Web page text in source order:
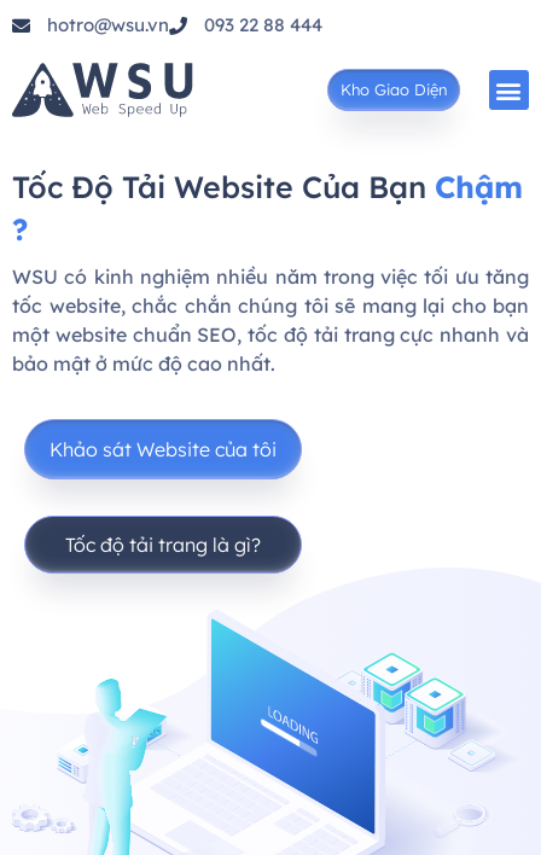
hotro@wsu.vn 093 22 88 444
Kho Giao Diện
Tốc Độ Tải Website Của Bạn Chậm
?
WSU có kinh nghiệm nhiều năm trong việc tối ưu tăng
tốc website, chắc chắn chúng tôi sẽ mang lại cho bạn
một website chuẩn SEO, tốc độ tải trang cực nhanh và
bảo mật ở mức độ cao nhất.
Khảo sát Website của tôi
Tốc độ tải trang là gì?